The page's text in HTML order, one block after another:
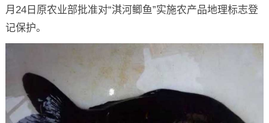
月24日原农业部批准对“淇河鲫鱼”实施农产品地理标志登
记保护。